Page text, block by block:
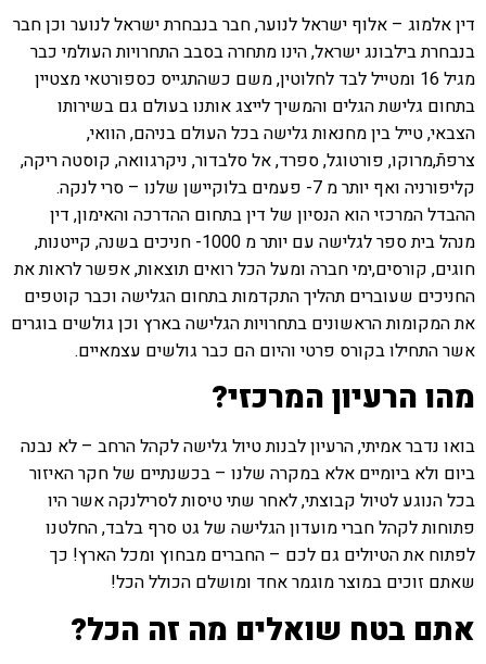
דין אלמוג – אלוף ישראל לנוער, חבר בנבחרת ישראל לנוער וכן חבר
בנבחרת בילבונג ישראל, הינו מתחרה בסבב התחרויות העולמי כבר
מגיל 16 ומטייל לבד לחלוטין, משם כשהתגייס כספורטאי מצטיין
בתחום גלישת הגלים והמשיך לייצג אותנו בעולם גם בשירותו
הצבאי, טייל בין מחנאות גלישה בכל העולם בניהם, הוואי,
צרפתֿ,מרוקו, פורטוגל, ספרד, אל סלבדור, ניקרגוואה, קוסטה ריקה,
קליפורניה ואף יותר מ 7- פעמים בלוקיישן שלנו – סרי לנקה.
ההבדל המרכזי הוא הנסיון של דין בתחום ההדרכה והאימון, דין
מנהל בית ספר לגלישה עם יותר מ 1000- חניכים בשנה, קייטנות,
חוגים, קורסים,ימי חברה ומעל הכל רואים תוצאות, אפשר לראות את
החניכים שעוברים תהליך התקדמות בתחום הגלישה וכבר קוטפים
את המקומות הראשונים בתחרויות הגלישה בארץ וכן גולשים בוגרים
אשר התחילו בקורס פרטי והיום הם כבר גולשים עצמאיים.
מהו הרעיון המרכזי?
בואו נדבר אמיתי, הרעיון לבנות טיול גלישה לקהל הרחב – לא נבנה
ביום ולא ביומיים אלא במקרה שלנו – בכשנתיים של חקר האיזור
בכל הנוגע לטיול קבוצתי, לאחר שתי טיסות לסרילנקה אשר היו
פתוחות לקהל חברי מועדון הגלישה של גט סרף בלבד, החלטנו
לפתוח את הטיולים גם לכם – החברים מבחוץ ומכל הארץ! כך
שאתם זוכים במוצר מוגמר אחד ומושלם הכולל הכל!
אתם בטח שואלים מה זה הכל?